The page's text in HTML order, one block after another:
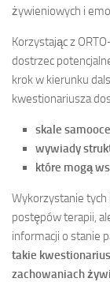
żywieniowych i
Korzystając z
dostrzec
krok w kierunku
kwestionariusza
skale
wywiady
które mogą
Wykorzystanie
postępów terapii,
informacji o stanie
takie
zachowaniach